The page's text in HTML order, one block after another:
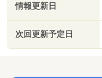
情報更新日
次回更新予定日